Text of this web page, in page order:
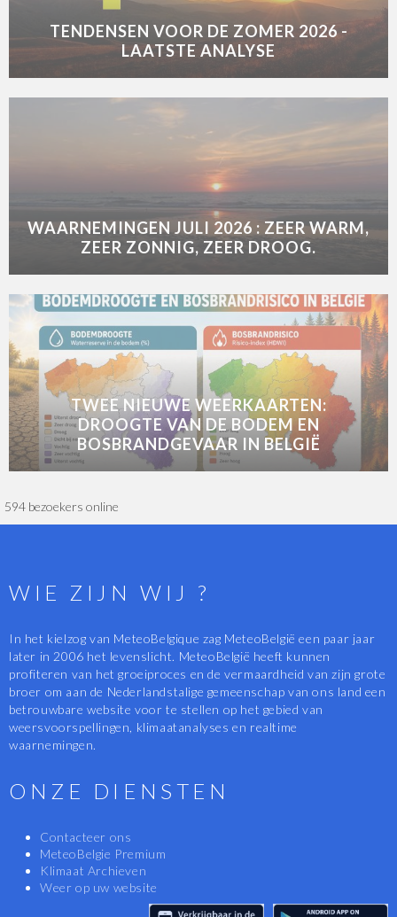
TENDENSEN VOOR DE ZOMER 2026 -
LAATSTE ANALYSE
WAARNEMINGEN JULI 2026 : ZEER WARM,
ZEER ZONNIG, ZEER DROOG.
TWEE NIEUWE WEERKAARTEN:
DROOGTE VAN DE BODEM EN
BOSBRANDGEVAAR IN BELGIË
594 bezoekers online
WIE ZIJN WIJ ?
In het kielzog van MeteoBelgique zag MeteoBelgië een paar jaar
later in 2006 het levenslicht. MeteoBelgië heeft kunnen
profiteren van het groeiproces en de vermaardheid van zijn grote
broer om aan de Nederlandstalige gemeenschap van ons land een
betrouwbare website voor te stellen op het gebied van
weersvoorspellingen, klimaatanalyses en realtime
waarnemingen.
ONZE DIENSTEN
Contacteer ons
MeteoBelgie Premium
Klimaat Archieven
Weer op uw website